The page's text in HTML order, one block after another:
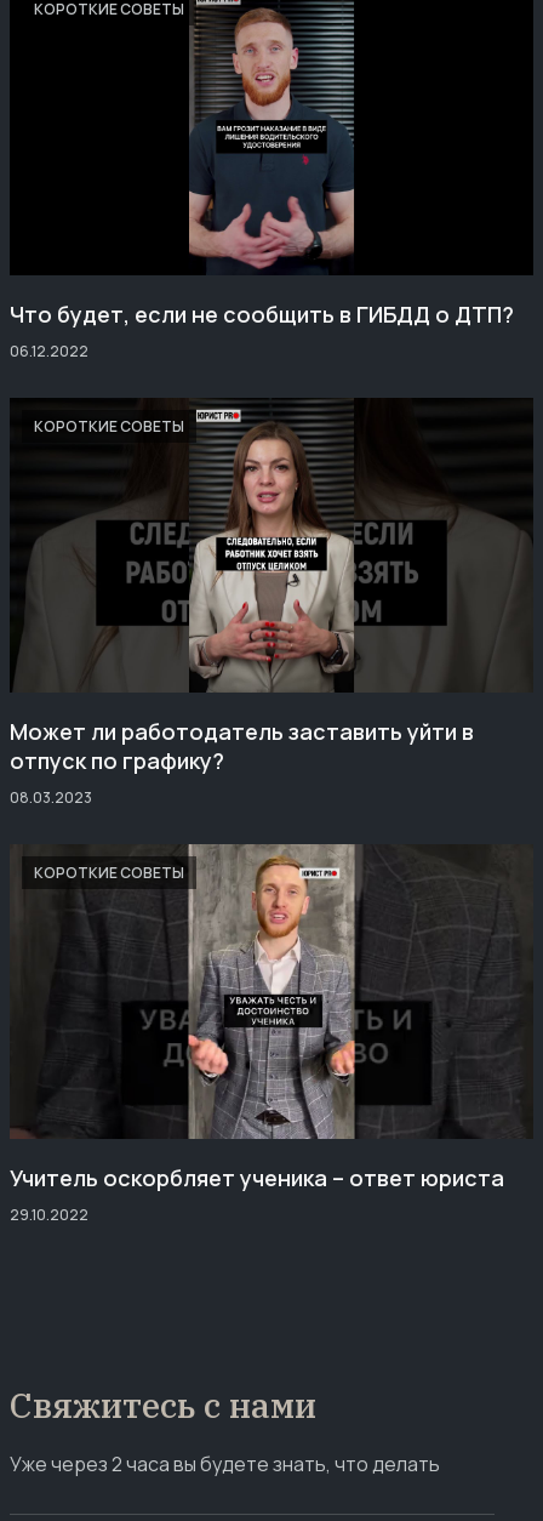
КОРОТКИЕ СОВЕТЫ
Что будет, если не сообщить в ГИБДД о ДТП?
06.12.2022
КОРОТКИЕ СОВЕТЫ
Может ли работодатель заставить уйти в
отпуск по графику?
08.03.2023
КОРОТКИЕ СОВЕТЫ
Учитель оскорбляет ученика – ответ юриста
29.10.2022
Свяжитесь с нами
Уже через 2 часа вы будете знать, что делать